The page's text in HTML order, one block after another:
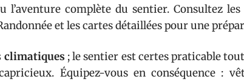
l’aventure complète du sentier. Consultez les
et les cartes détaillées pour une
climatiques ; le sentier est certes praticable
Équipez-vous en conséquence :